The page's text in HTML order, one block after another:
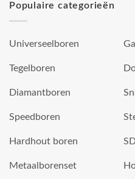
Populaire categorieën
Universeelboren
Tegelboren
Diamantboren
Speedboren
Hardhout boren
Metaalborenset